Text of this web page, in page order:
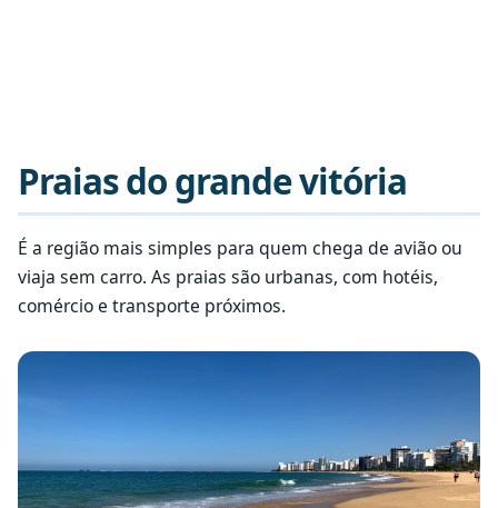
Praias do grande vitória
É a região mais simples para quem chega de avião ou
viaja sem carro. As praias são urbanas, com hotéis,
comércio e transporte próximos.